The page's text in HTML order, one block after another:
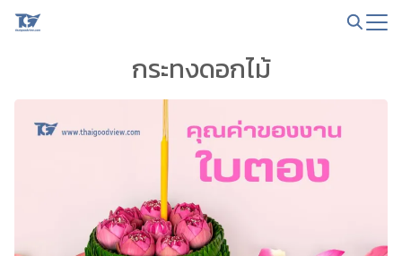
Skip
กระทงดอกไม้